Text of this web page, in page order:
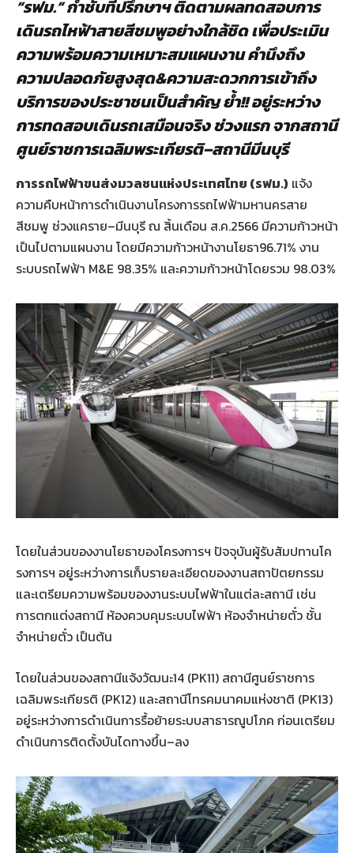
“รฟม.”กำชับที่ปรึกษาฯติดตามผลทดสอบการ
เดินรถไหฟ้าสายสีชมพูอย่างใกล้ชิดเพื่อประเมิน
ความพร้อมความเหมาะสมแผนงานคำนึงถึง
ความปลอดภัยสูงสุด&ความสะดวกการเข้าถึง
บริการของประชาชนเป็นสำคัญย้ำ!!อยู่ระหว่าง
การทดสอบเดินรถเสมือนจริงช่วงแรกจากสถานี
ศูนย์ราชการเฉลิมพระเกียรติ–สถานีมีนบุรี
การรถไฟฟ้าขนส่งมวลชนแห่งประเทศไทย (รฟม.) แจ้ง
ความคืบหน้าการดำเนินงานโครงการรถไฟฟ้ามหานครสาย
สีชมพู ช่วงแคราย–มีนบุรีณ สิ้นเดือน ส.ค.2566 มีความก้าวหน้า
เป็นไปตามแผนงาน โดยมีความก้าวหน้างานโยธา96.71% งาน
ระบบรถไฟฟ้า M&E 98.35% และความก้าวหน้าโดยรวม 98.03%
โดยในส่วนของงานโยธาของโครงการฯ ปัจจุบันผู้รับสัมปทานโค
รงการฯ อยู่ระหว่างการเก็บรายละเอียดของงานสถาปัตยกรรม
และเตรียมความพร้อมของงานระบบไฟฟ้าในแต่ละสถานี เช่น
การตกแต่งสถานี ห้องควบคุมระบบไฟฟ้า ห้องจำหน่ายตั๋ว ชั้น
จำหน่ายตั๋ว เป็นต้น
โดยในส่วนของสถานีแจ้งวัฒนะ14 (PK11) สถานีศูนย์ราชการ
เฉลิมพระเกียรติ (PK12) และสถานีโทรคมนาคมแห่งชาติ (PK13)
อยู่ระหว่างการดำเนินการรื้อย้ายระบบสาธารณูปโภค ก่อนเตรียม
ดำเนินการติดตั้งบันไดทางขึ้น–ลง